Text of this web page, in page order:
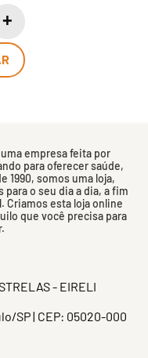
empresa feita por
para oferecer saúde,
1990, somos uma loja,
o seu dia a dia, a fim
Criamos esta loja online
que você precisa para
- EIRELI
SP | CEP: 05020-000